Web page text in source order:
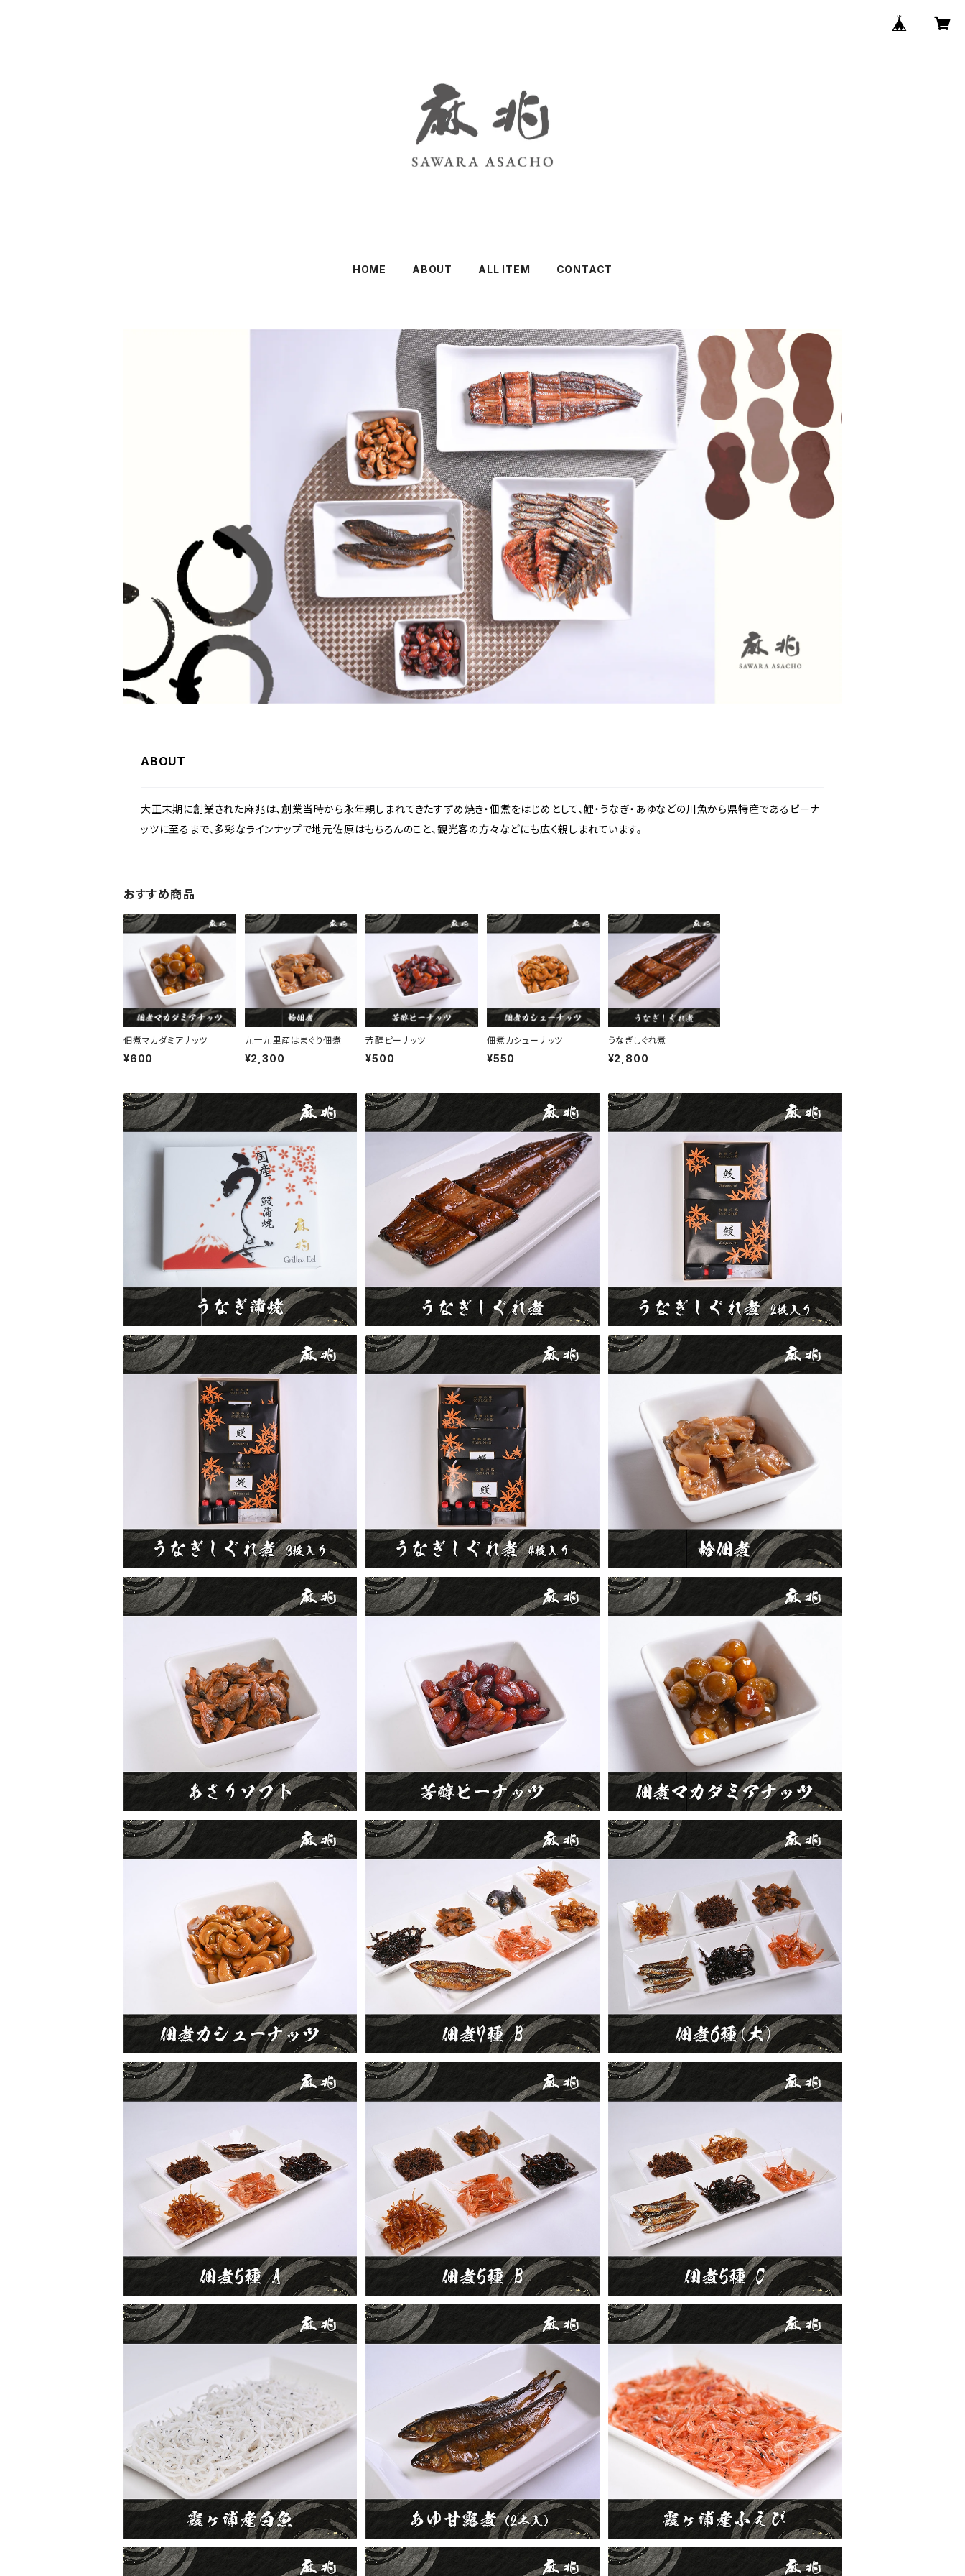
HOME ABOUT ALL ITEM CONTACT
ABOUT
大正末期に創業された麻兆は、創業当時から永年親しまれてきたすずめ焼き・佃煮をはじめとして、鯉・うなぎ・あゆなどの川魚から県特産であるピーナ
ッツに至るまで、多彩なラインナップで地元佐原はもちろんのこと、観光客の方々などにも広く親しまれています。
おすすめ商品
佃煮マカダミアナッツ
¥600
九十九里産はまぐり佃煮
¥2,300
芳醇ピーナッツ
¥500
佃煮カシューナッツ
¥550
うなぎしぐれ煮
¥2,800
うなぎの蒲焼
¥2,900
SOLD OUT
うなぎしぐれ煮
¥2,800
うなぎしぐれ煮2枚入り
¥5,950
うなぎしぐれ煮3枚入り
¥8,850
うなぎしぐれ煮4枚入り
¥11,680
九十九里産はまぐり佃煮
¥2,300
あさりソフト（佃煮）
¥500
芳醇ピーナッツ
¥500
佃煮マカダミアナッツ
¥600
佃煮カシューナッツ
¥550
佃煮7種
¥4,900
佃煮6種
¥4,000
佃煮5種A
¥2,300
佃煮5種B
¥2,900
佃煮5種C
¥3,600
霞ヶ浦産白魚
¥900
あゆ甘露煮2本入り
¥480
霞ヶ浦産小えび
¥600